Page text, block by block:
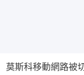
莫斯科移動網路被